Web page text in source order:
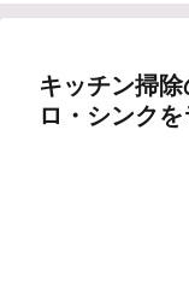
キッチン掃
ロ・シンク